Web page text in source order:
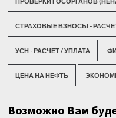
СТРАХОВЫЕ ВЗНОСЫ -
УСН - РАСЧЕТ / УПЛАТА
ЦЕНА НА НЕФТЬ
Возможно Вам